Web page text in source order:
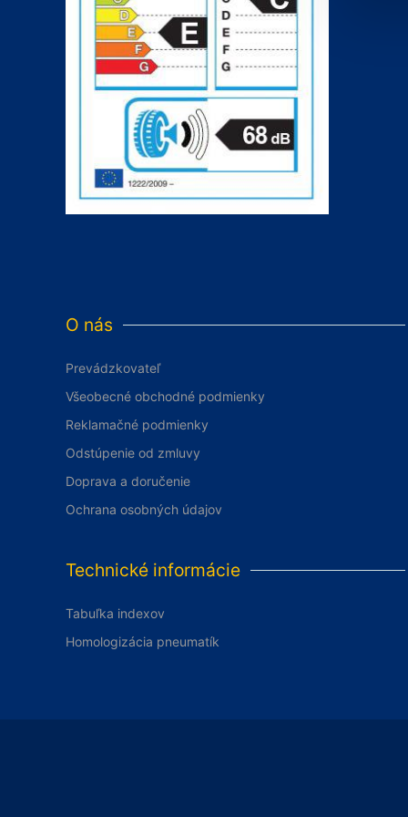
O nás
Prevádzkovateľ
Všeobecné obchodné podmienky
Reklamačné podmienky
Odstúpenie od zmluvy
Doprava a doručenie
Ochrana osobných údajov
Technické informácie
Tabuľka indexov
Homologizácia pneumatík